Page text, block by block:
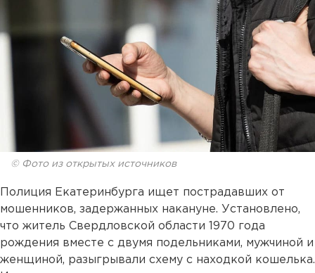
© Фото из открытых источников
Полиция Екатеринбурга ищет пострадавших от
мошенников, задержанных накануне. Установлено,
что житель Свердловской области 1970 года
рождения вместе с двумя подельниками, мужчиной и
женщиной, разыгрывали схему с находкой кошелька.